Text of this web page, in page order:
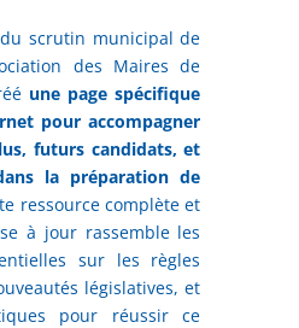
scrutin municipal de
des Maires de
une page spécifique
pour accompagner
futurs candidats, et
la préparation de
ressource complète et
à jour rassemble les
sur les règles
législatives, et
pour réussir ce